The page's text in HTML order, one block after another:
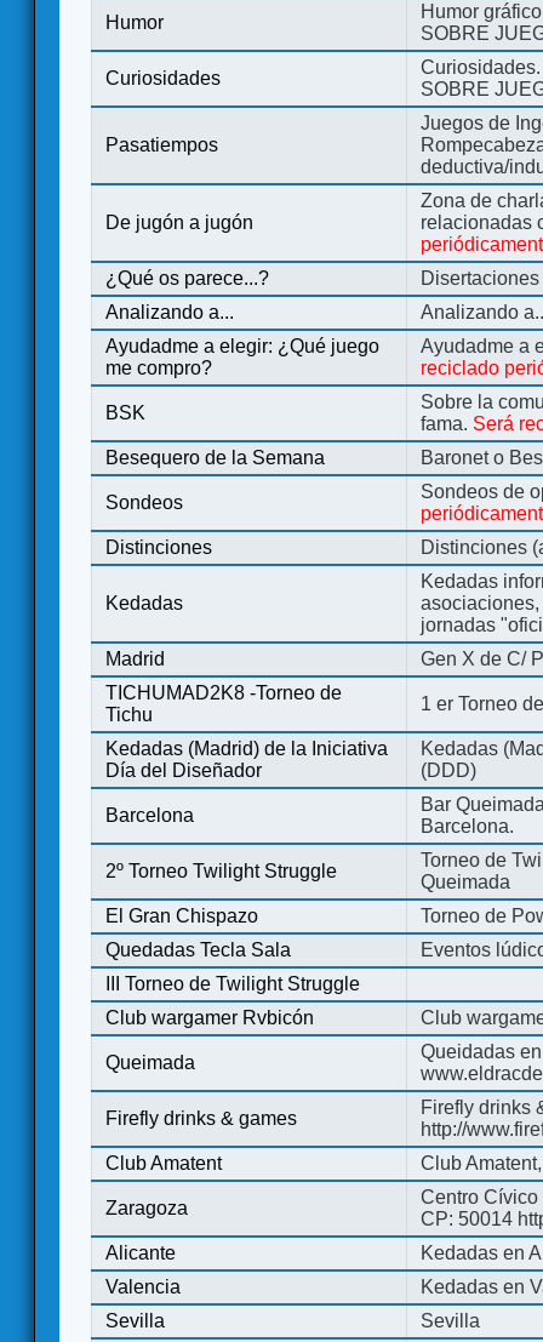
Humor
Humor
SOBRE
Curiosidades
SOBRE
Pasatiempos
Juegos de
deductiva/
De jugón a jugón
Zona de
relacionadas
¿Qué os parece...?
Analizando a...
Analizando
Ayudadme a elegir: ¿Qué juego
me compro?
Ayudadme a
reciclado
BSK
Sobre la
fama. Será
Besequero de la Semana
Baronet o
Sondeos
Sondeos de
Distinciones
Distinciones
Kedadas
Kedadas
jornadas
Madrid
Gen X de C/
TICHUMAD2K8 -Torneo de
Tichu
1 er Torneo
Kedadas (Madrid) de la Iniciativa
Día del Diseñador
Kedadas
(DDD)
Barcelona
Bar
Barcelona.
2º Torneo Twilight Struggle
Torneo de
Queimada
El Gran Chispazo
Torneo de
Quedadas Tecla Sala
Eventos
III Torneo de Twilight Struggle
Club wargamer Rvbicón
Club
Queimada
Queidadas
Firefly drinks & games
Firefly drinks
http://
Club Amatent
Club
Zaragoza
Centro Cívico
CP: 50014
Alicante
Kedadas en
Valencia
Kedadas en
Sevilla
Sevilla